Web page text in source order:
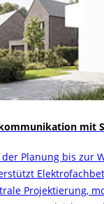
mit
der Planung bis zur
Projektierung,